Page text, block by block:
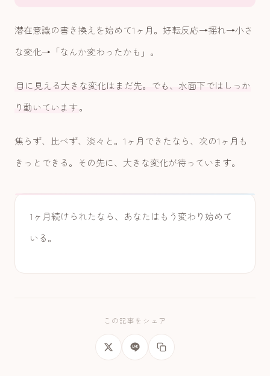
潜在意識の書き換えを始めて1ヶ月。好転反応→揺れ→小さ
な変化→「なんか変わったかも」。
目に見える大きな変化はまだ先。でも、水面下ではしっか
り動いています。
焦らず、比べず、淡々と。1ヶ月できたなら、次の1ヶ月も
きっとできる。その先に、大きな変化が待っています。
1ヶ月続けられたなら、あなたはもう変わり始めて
いる。
この記事をシェア